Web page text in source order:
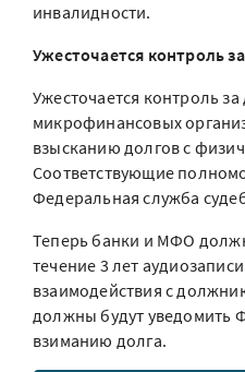
инвалидности.
Ужесточается контроль
Ужесточается контроль
микрофинансовых
взысканию долгов с
Соответствующие
Федеральная служба
Теперь банки и МФО
течение 3 лет
взаимодействия с
должны будут уведомить
взиманию долга.